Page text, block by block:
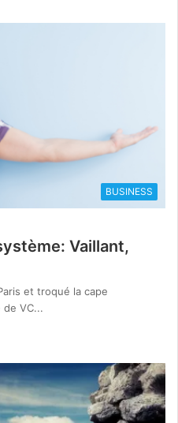
BUSINESS
Vaillant,
et troqué la cape
de VC...